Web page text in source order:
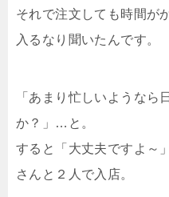
それで注文しても時間が
入るなり聞いたんです。
「あまり忙しいようなら
か？」…と。
すると「大丈夫ですよ～
さんと２人で入店。